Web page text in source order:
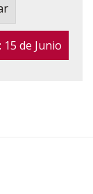
15 de Junio